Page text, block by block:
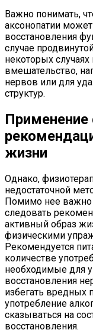
Важно понимать,
аксонопатии
восстановления
случае
некоторых
вмешательство,
нервов или для
структур.
Применение
жизни
Однако,
недостаточной
Помимо нее важно
следовать
активный образ
физическими
Рекомендуется
количестве
необходимые для
восстановления
избегать вредных
употребление
сказываться на
восстановления.